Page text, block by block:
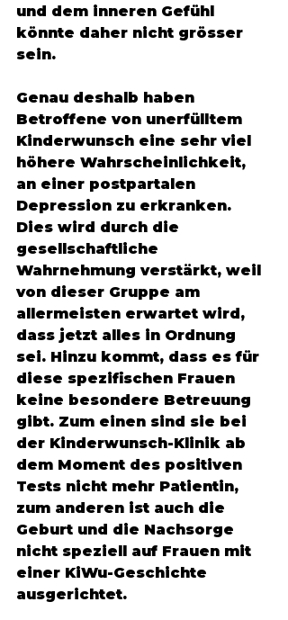
und dem inneren Gefühl
könnte daher nicht grösser
sein.
Genau deshalb haben
Betroffene von unerfülltem
Kinderwunsch eine sehr viel
höhere Wahrscheinlichkeit,
an einer postpartalen
Depression zu erkranken.
Dies wird durch die
gesellschaftliche
Wahrnehmung verstärkt, weil
von dieser Gruppe am
allermeisten erwartet wird,
dass jetzt alles in Ordnung
sei. Hinzu kommt, dass es für
diese spezifischen Frauen
keine besondere Betreuung
gibt. Zum einen sind sie bei
der Kinderwunsch-Klinik ab
dem Moment des positiven
Tests nicht mehr Patientin,
zum anderen ist auch die
Geburt und die Nachsorge
nicht speziell auf Frauen mit
einer KiWu-Geschichte
ausgerichtet.